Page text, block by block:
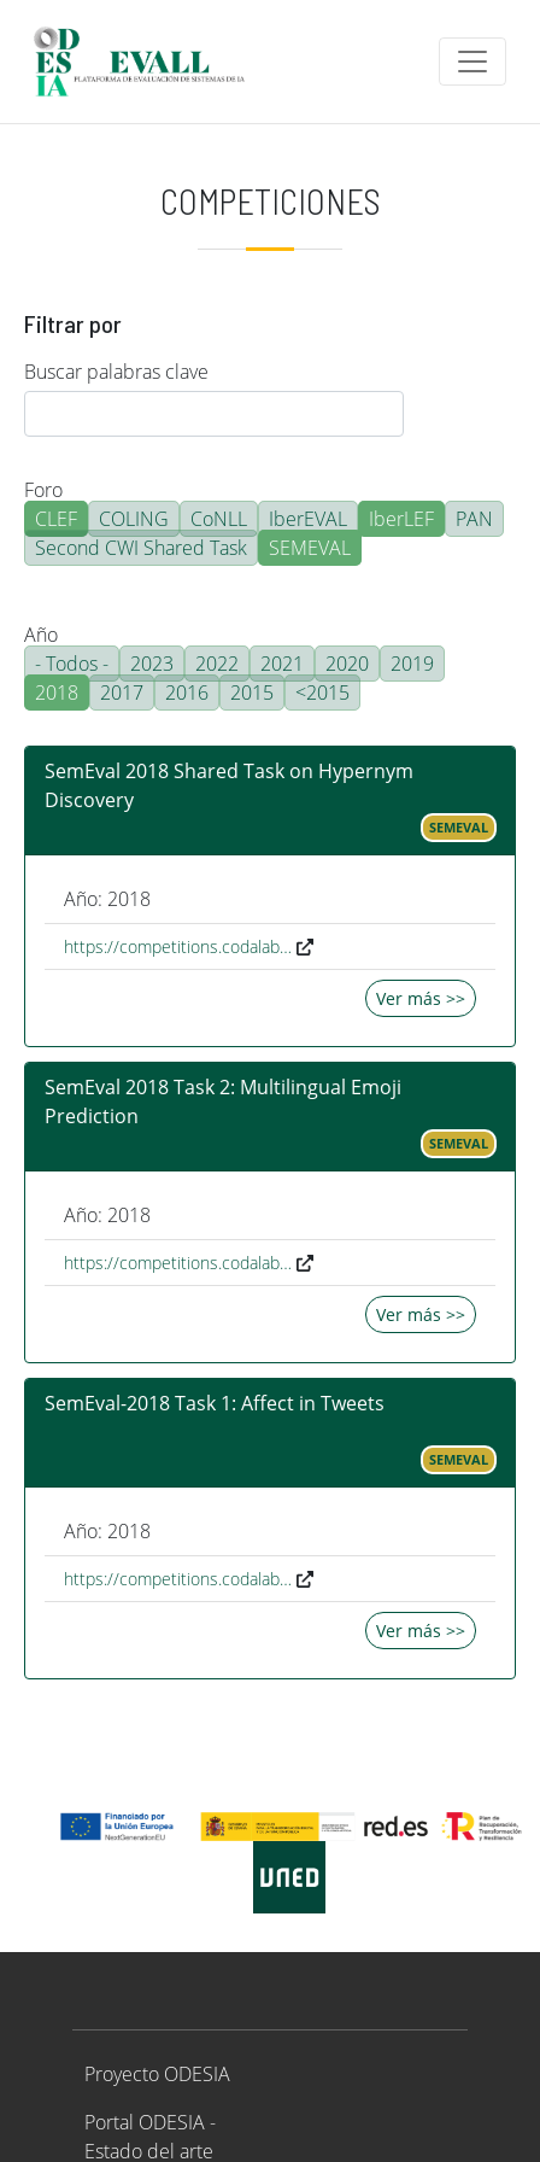
COMPETICIONES
Filtrar por
Buscar palabras clave
Foro
CLEF
COLING CoNLL IberEVAL IberLEF
PAN
Second CWI Shared Task
SEMEVAL
Año
- Todos -
2023 2022 2021 2020
2019
2018
2017 2016 2015 <2015
SemEval 2018 Shared Task on Hypernym
Discovery
SEMEVAL
Año: 2018
https://competitions.codalab…
Ver más >>
SemEval 2018 Task 2: Multilingual Emoji
Prediction
SEMEVAL
Año: 2018
https://competitions.codalab…
Ver más >>
SemEval-2018 Task 1: Affect in Tweets
SEMEVAL
Año: 2018
https://competitions.codalab…
Ver más >>
Proyecto ODESIA
Proyecto ODESIA
Portal ODESIA -
Estado del arte